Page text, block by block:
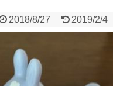
2018/8/27 2019/2/4